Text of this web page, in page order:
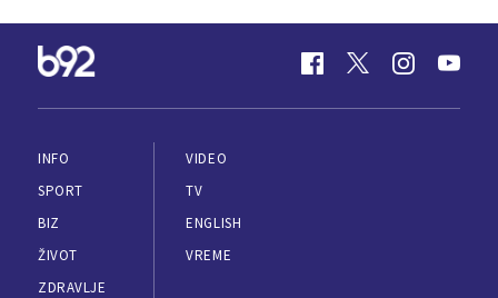
INFO
SPORT
BIZ
ŽIVOT
ZDRAVLJE
VIDEO
TV
ENGLISH
VREME